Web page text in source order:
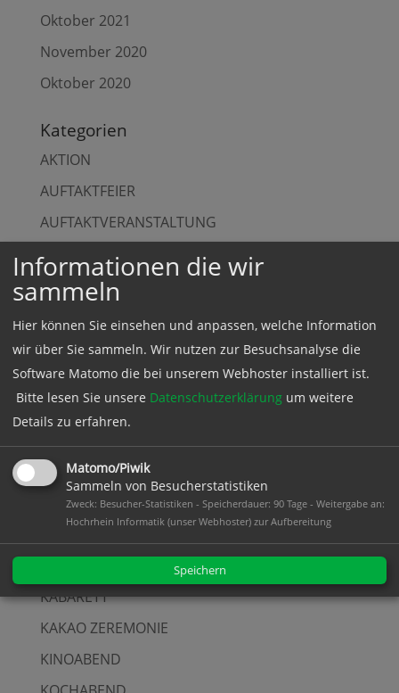
Oktober 2021
November 2020
Oktober 2020
Kategorien
AKTION
AUFTAKTFEIER
AUFTAKTVERANSTALTUNG
AUSZEIT
BESICHTIGUNG
DIALOG
FACHVORTRAG
FILM
FRAUENFRÜHSTÜCK
FRAUENWIRTSCHAFTSTAG
KABARETT
KAKAO ZEREMONIE
KINOABEND
Informationen die wir
sammeln
Hier können Sie einsehen und anpassen, welche Information
wir über Sie sammeln. Wir nutzen zur Besuchsanalyse die
Software Matomo die bei unserem Webhoster installiert ist.
Bitte lesen Sie unsere Datenschutzerklärung um weitere
Details zu erfahren.
Matomo/Piwik
Sammeln von Besucherstatistiken
Zweck: Besucher-Statistiken - Speicherdauer: 90 Tage - Weitergabe an:
Hochrhein Informatik (unser Webhoster) zur Aufbereitung
Speichern